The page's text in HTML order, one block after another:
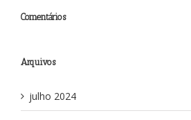
Comentários
Arquivos
julho 2024